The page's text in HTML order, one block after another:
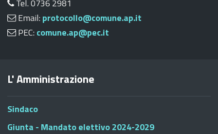
Tel. 0736 2981
Email: protocollo@comune.ap.it
PEC: comune.ap@pec.it
L' Amministrazione
Sindaco
Giunta - Mandato elettivo 2024-2029